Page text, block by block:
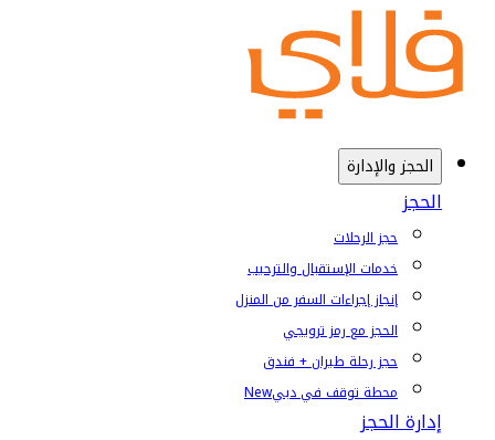
الحجز والإدارة
الحجز
حجز الرحلات
خدمات الإستقبال والترحيب
إنجاز إجراءات السفر من المنزل
الحجز مع رمز ترويجي
حجز رحلة طيران + فندق
محطة توقف في دبيNew
إدارة الحجز